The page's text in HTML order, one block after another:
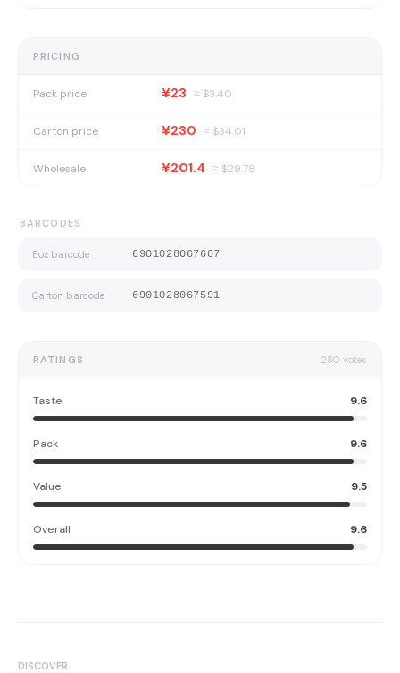
PRICING
Pack price ¥23 ≈ $3.40
Carton price ¥230 ≈ $34.01
Wholesale ¥201.4 ≈ $29.78
BARCODES
Box barcode 6901028067607
Carton barcode 6901028067591
RATINGS 280 votes
Taste 9.6
Pack 9.6
Value 9.5
Overall 9.6
DISCOVER